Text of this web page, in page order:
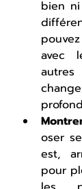
bien
avec
oser
est,
pour